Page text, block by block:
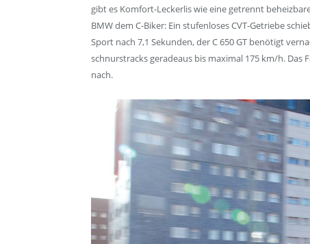
gibt es Komfort-Leckerlis wie eine getrennt
BMW dem C-Biker: Ein stufenloses CVT-Getriebe
Sport nach 7,1 Sekunden, der C 650 GT benötigt
schnurstracks geradeaus bis maximal 175 km/h.
nach.